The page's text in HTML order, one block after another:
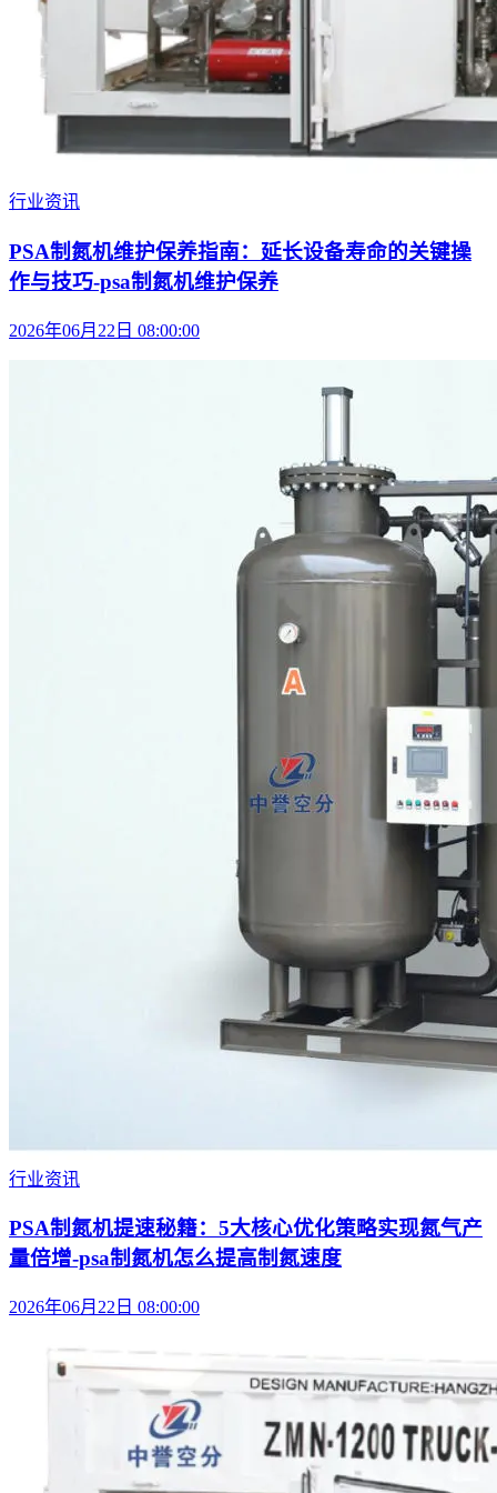
行业资讯
PSA制氮机维护保养指南：延长设备寿命的关键操
作与技巧-psa制氮机维护保养
2026年06月22日 08:00:00
行业资讯
PSA制氮机提速秘籍：5大核心优化策略实现氮气产
量倍增-psa制氮机怎么提高制氮速度
2026年06月22日 08:00:00